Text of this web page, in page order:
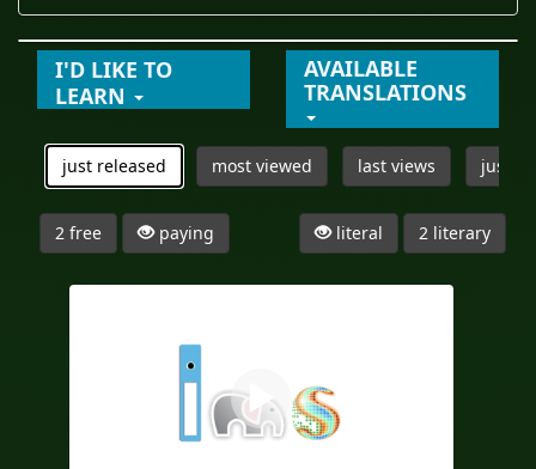
I'D LIKE TO
LEARN
AVAILABLE
TRANSLATIONS
just released most viewed last views just
2 free paying literal 2 literary